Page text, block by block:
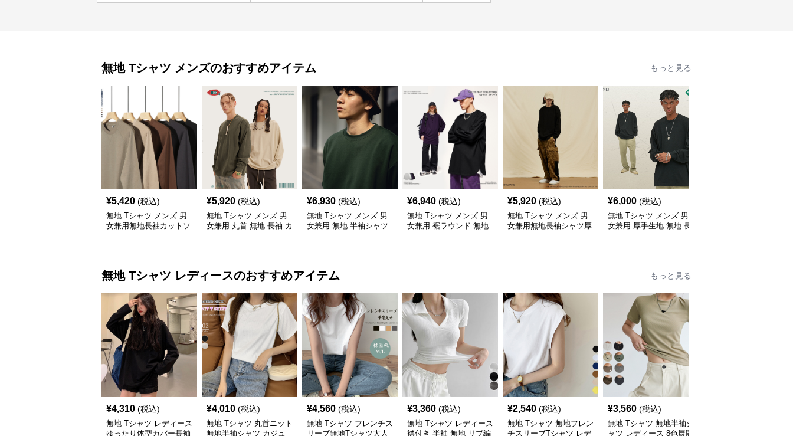
無地 Tシャツ メンズのおすすめアイテム もっと見る
¥5,420 (税込)
無地 Tシャツ メンズ 男
女兼用無地長袖カットソ
¥5,920 (税込)
無地 Tシャツ メンズ 男
女兼用 丸首 無地 長袖 カ
¥6,930 (税込)
無地 Tシャツ メンズ 男
女兼用 無地 半袖シャツ
¥6,940 (税込)
無地 Tシャツ メンズ 男
女兼用 裾ラウンド 無地
¥5,920 (税込)
無地 Tシャツ メンズ 男
女兼用無地長袖シャツ厚
¥6,000 (税込)
無地 Tシャツ メンズ 男
女兼用 厚手生地 無地 長
無地 Tシャツ レディースのおすすめアイテム もっと見る
¥4,310 (税込)
無地 Tシャツ レディース
ゆったり体型カバー長袖
¥4,010 (税込)
無地 Tシャツ 丸首ニット
無地半袖シャツ カジュ
¥4,560 (税込)
無地 Tシャツ フレンチス
リーブ無地Tシャツ大人
¥3,360 (税込)
無地 Tシャツ レディース
襟付き 半袖 無地 リブ編
¥2,540 (税込)
無地 Tシャツ 無地フレン
チスリーブTシャツ レデ
¥3,560 (税込)
無地 Tシャツ 無地半袖シ
ャツ レディース 8色展開